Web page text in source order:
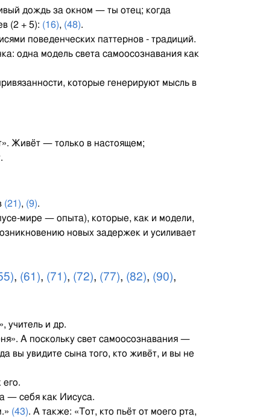
дождь за окном — ты отец; когда
(2 + 5): (16), (48).
поведенческих паттернов - традиций.
одна модель света самоосознавания как
которые генерируют мысль в
Живёт — только в настоящем;
(21), (9).
мире — опыта), которые, как и модели,
новых задержек и усиливает
, (61), (71), (72), (77), (82), (90),
учитель и др.
А поскольку свет самоосознавания —
вы увидите сына того, кто живёт, и вы не
— себя как Иисуса.
(43). А также: «Тот, кто пьёт от моего рта,